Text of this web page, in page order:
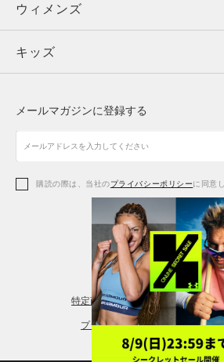
ウィメンズ
キッズ
アクセサリー
トップス
ボトムス
アクセサリー
ウィメンズ
トップス
シューズ
アクセサリー
レギンス＆タイツ
キッズ
シューズ
メールマガジンに登録する
購読の際は、当社のプライバシーポリシーに同意
特定商取引法に基づく通販の表記
プライバシーポリシー